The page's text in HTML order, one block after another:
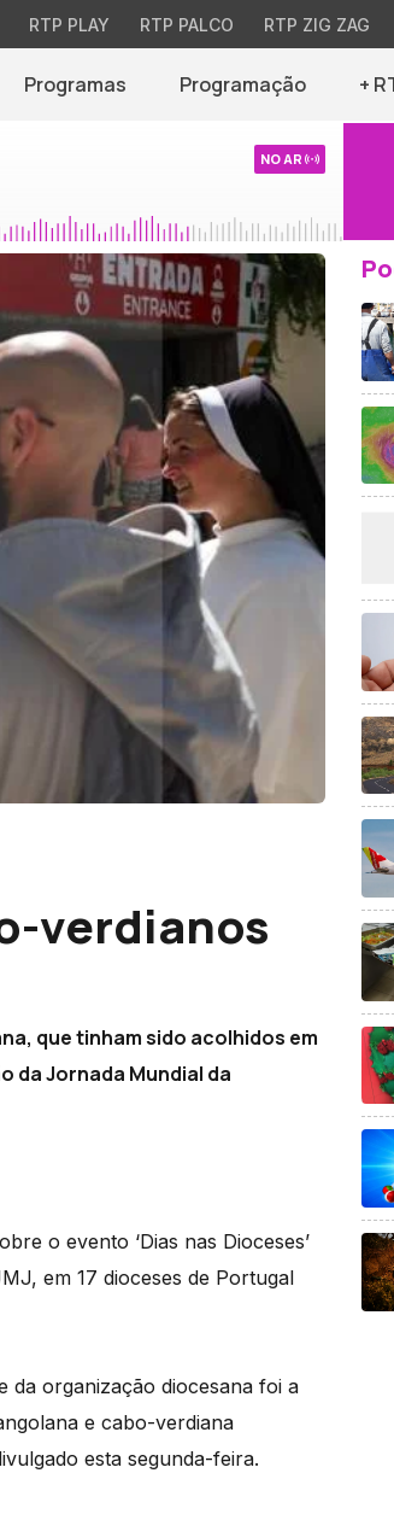
RTP PLAY RTP PALCO RTP ZIG ZAG
Programas Programação +
NO AR
verdianos
que tinham sido acolhidos em
da Jornada Mundial da
o evento ‘Dias nas Dioceses’
em 17 dioceses de Portugal
da organização diocesana foi a
e cabo-verdiana
esta segunda-feira.